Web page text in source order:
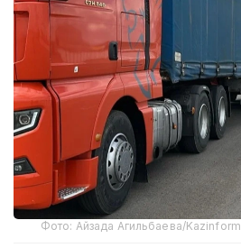
Фото: Айзада Агильбаева/Kazinform